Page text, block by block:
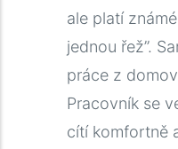
ale platí
jednou řež”.
práce z
Pracovník se
cítí komfortně